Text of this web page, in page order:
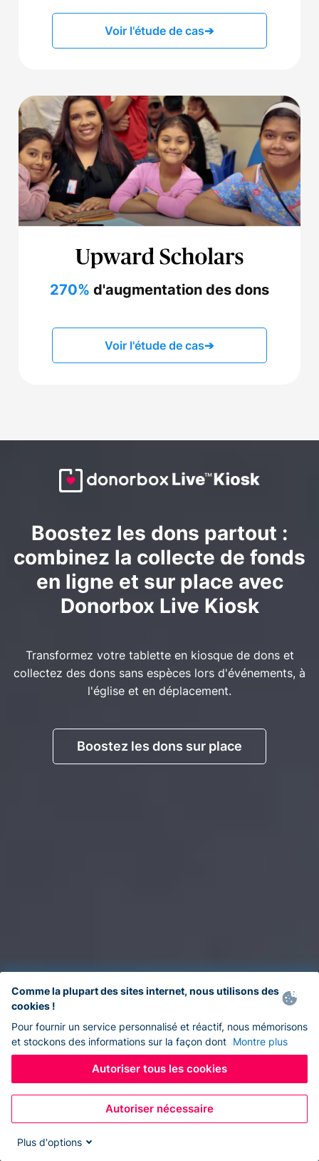
Voir l'étude de cas➔
270% d'augmentation des dons
Voir l'étude de cas➔
Boostez les dons partout :
combinez la collecte de fonds
en ligne et sur place avec
Donorbox Live Kiosk
Transformez votre tablette en kiosque de dons et
collectez des dons sans espèces lors d'événements, à
l'église et en déplacement.
Boostez les dons sur place
Comme la plupart des sites internet, nous utilisons des
cookies !
Pour fournir un service personnalisé et réactif, nous mémorisons
et stockons des informations sur la façon dont Montre plus
Autoriser tous les cookies
Autoriser nécessaire
Plus d'options